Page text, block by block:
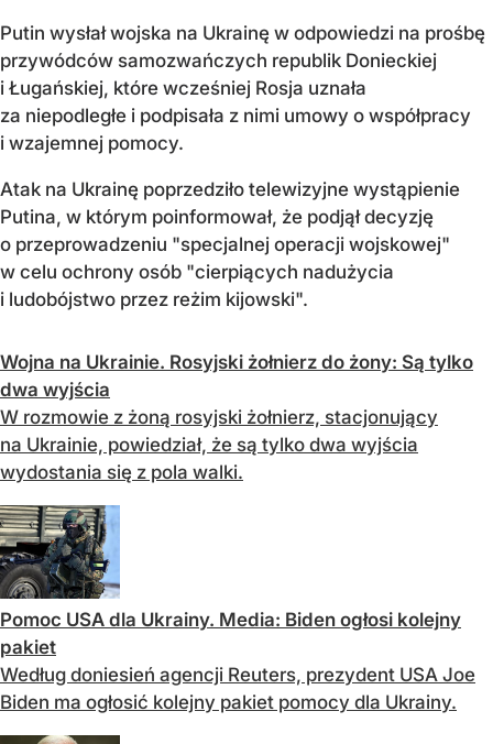
Putin wysłał wojska na Ukrainę w odpowiedzi na prośbę
przywódców samozwańczych republik Donieckiej
i Ługańskiej, które wcześniej Rosja uznała
za niepodległe i podpisała z nimi umowy o współpracy
i wzajemnej pomocy.
Atak na Ukrainę poprzedziło telewizyjne wystąpienie
Putina, w którym poinformował, że podjął decyzję
o przeprowadzeniu "specjalnej operacji wojskowej"
w celu ochrony osób "cierpiących nadużycia
i ludobójstwo przez reżim kijowski".
Wojna na Ukrainie. Rosyjski żołnierz do żony: Są tylko
dwa wyjścia
W rozmowie z żoną rosyjski żołnierz, stacjonujący
na Ukrainie, powiedział, że są tylko dwa wyjścia
wydostania się z pola walki.
Pomoc USA dla Ukrainy. Media: Biden ogłosi kolejny
pakiet
Według doniesień agencji Reuters, prezydent USA Joe
Biden ma ogłosić kolejny pakiet pomocy dla Ukrainy.